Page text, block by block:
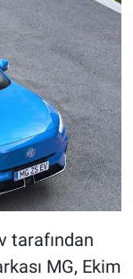
tarafından
MG, Ekim